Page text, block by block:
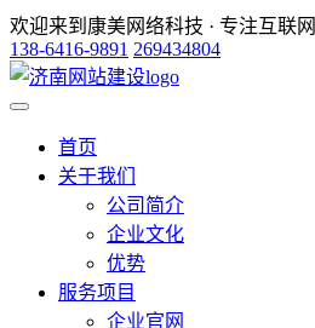
欢迎来到康美网络科技 · 专注互联
138-6416-9891 269434804
首页
关于我们
公司简介
企业文化
优势
服务项目
企业官网